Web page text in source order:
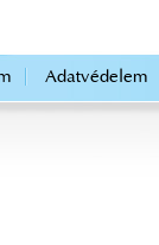
Adatvédelem